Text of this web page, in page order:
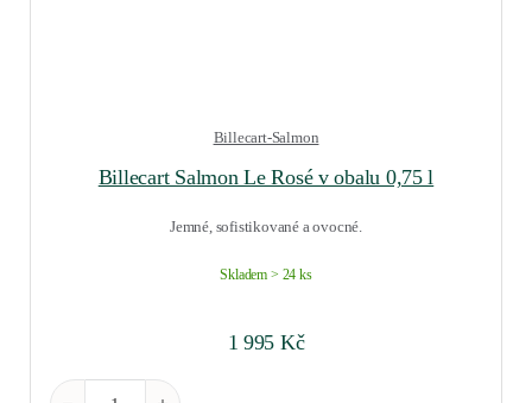
Billecart-Salmon
Billecart Salmon Le Rosé v obalu 0,75 l
Jemné, sofistikované a ovocné.
Skladem > 24 ks
1 995 Kč
Billecart Salmon Le Rosé v obalu 0,75 l množství